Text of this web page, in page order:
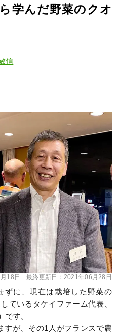
学んだ野菜のクオ
信
18日 最終更新日： 2021年06月28日
ずに、現在は栽培した野菜の
ているタケイファーム代表、
です。
すが、その1人がフランスで農